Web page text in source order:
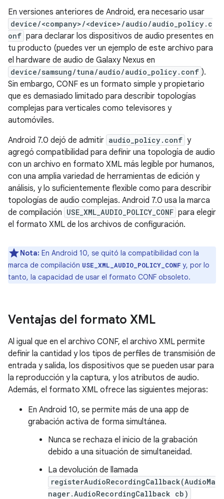
En versiones anteriores de Android, era necesario usar
device/<company>/<device>/audio/audio_policy.c
onf para declarar los dispositivos de audio presentes en
tu producto (puedes ver un ejemplo de este archivo para
el hardware de audio de Galaxy Nexus en
device/samsung/tuna/audio/audio_policy.conf ).
Sin embargo, CONF es un formato simple y propietario
que es demasiado limitado para describir topologías
complejas para verticales como televisores y
automóviles.
Android 7.0 dejó de admitir audio_policy.conf y
agregó compatibilidad para definir una topología de audio
con un archivo en formato XML más legible por humanos,
con una amplia variedad de herramientas de edición y
análisis, y lo suficientemente flexible como para describir
topologías de audio complejas. Android 7.0 usa la marca
de compilación USE_XML_AUDIO_POLICY_CONF para elegir
el formato XML de los archivos de configuración.
Nota: En Android 10, se quitó la compatibilidad con la
marca de compilación USE_XML_AUDIO_POLICY_CONF y, por lo
tanto, la capacidad de usar el formato CONF obsoleto.
Ventajas del formato XML
Al igual que en el archivo CONF, el archivo XML permite
definir la cantidad y los tipos de perfiles de transmisión de
entrada y salida, los dispositivos que se pueden usar para
la reproducción y la captura, y los atributos de audio.
Además, el formato XML ofrece las siguientes mejoras:
En Android 10, se permite más de una app de
grabación activa de forma simultánea.
Nunca se rechaza el inicio de la grabación
debido a una situación de simultaneidad.
La devolución de llamada
registerAudioRecordingCallback(AudioMa
nager.AudioRecordingCallback cb)